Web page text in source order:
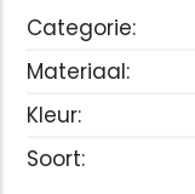
Categorie:
Materiaal:
Kleur:
Soort: